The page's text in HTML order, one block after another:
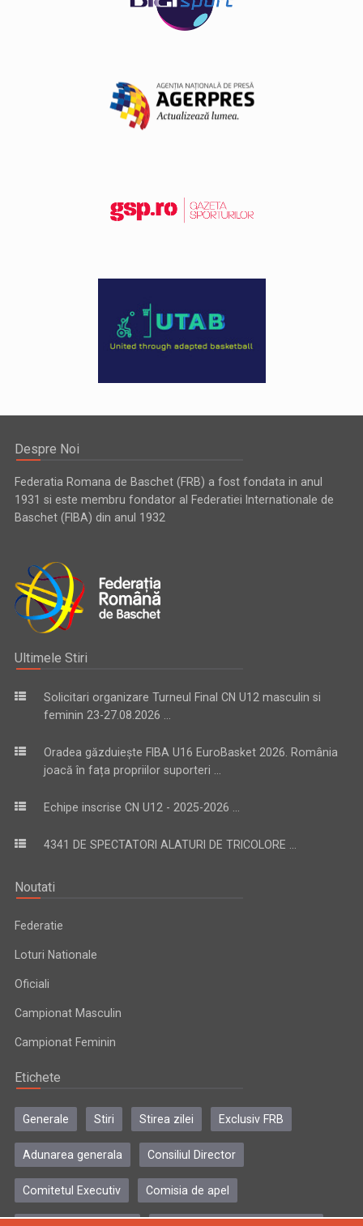
Despre Noi
Federatia Romana de Baschet (FRB) a fost fondata in anul
1931 si este membru fondator al Federatiei Internationale de
Baschet (FIBA) din anul 1932
Ultimele Stiri
Solicitari organizare Turneul Final CN U12 masculin si
feminin 23-27.08.2026 ...
Oradea găzduiește FIBA U16 EuroBasket 2026. România
joacă în fața propriilor suporteri ...
Echipe inscrise CN U12 - 2025-2026 ...
4341 DE SPECTATORI ALATURI DE TRICOLORE ...
Noutati
Federatie
Loturi Nationale
Oficiali
Campionat Masculin
Campionat Feminin
Etichete
Generale Stiri Stirea zilei Exclusiv FRB
Adunarea generala Consiliul Director
Comitetul Executiv Comisia de apel